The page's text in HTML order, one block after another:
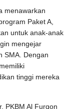
menawarkan
Paket A,
untuk anak-anak
mengejar
SMA. Dengan
tinggi mereka
PKBM Al Furqon